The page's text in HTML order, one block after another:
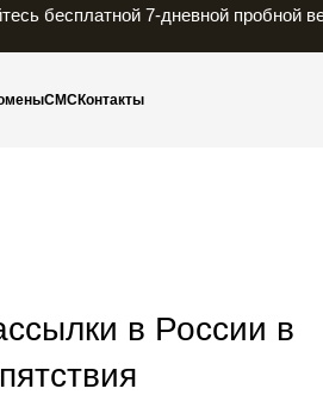
бесплатной 7-дневной пробной
СМСКонтакты
в России в